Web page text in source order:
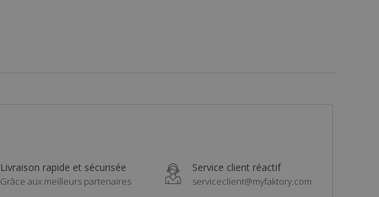
Livraison rapide et sécurisée
Grâce aux meilleurs partenaires
Service client réactif
serviceclient@myfaktory.com